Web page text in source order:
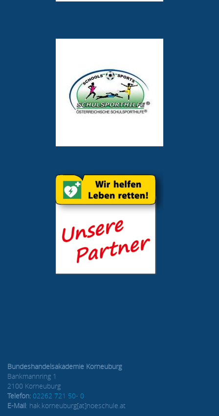
Bundeshandelsakademie Korneuburg
Bankmannring 1
2100 Korneuburg
Telefon: 02262 721 50- 0
E-Mail: hak.korneuburg[at]noeschule.at